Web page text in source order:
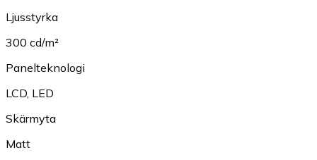
Ljusstyrka
300 cd/m²
Panelteknologi
LCD LED
Skärmyta
Matt